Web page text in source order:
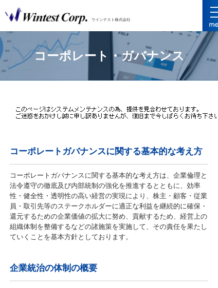
ウインテスト株式会社
コーポレート・ガバナンス
コーポレートガバナンスに関する基本的な考え方
コーポレートガバナンスに関する基本的な考え方は、企業倫理と
法令遵守の徹底及び内部統制の強化を推進するとともに、効率
性・健全性・透明性の高い経営の実現により、株主・顧客・従業
員・取引先等のステークホルダーに適正な利益を継続的に確保・
還元するための企業価値の拡大に努め、貢献するため、経営上の
組織体制を整備するなどの諸施策を実施して、その責任を果たし
ていくことを基本方針としております。
企業統治の体制の概要